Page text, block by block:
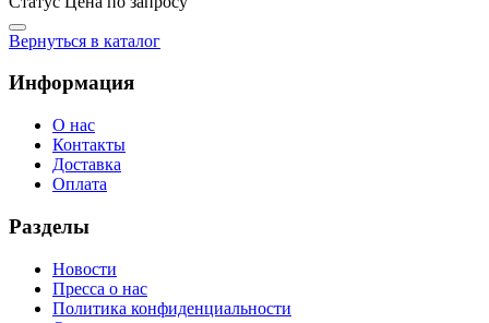
Вернуться в каталог
Информация
О нас
Контакты
Доставка
Оплата
Разделы
Новости
Пресса о нас
Политика конфиденциальности